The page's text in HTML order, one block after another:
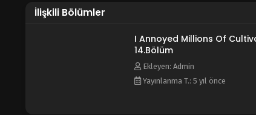
İlişkili Bölümler
I Annoyed Millions Of
14.Bölüm
Ekleyen: Admin
Yayınlanma T.: 5 yıl önce